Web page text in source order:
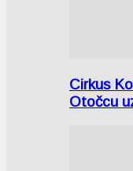
Cirkus
Otočcu